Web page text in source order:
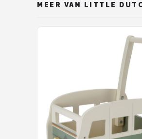
MEER VAN LITTLE